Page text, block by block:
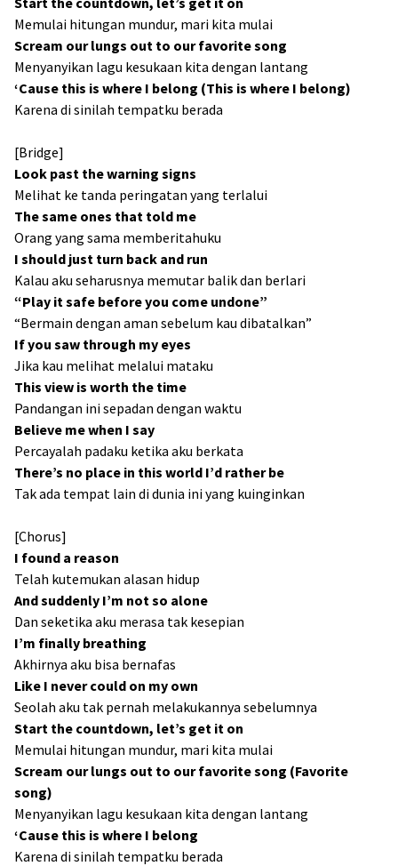
Memulai hitungan mundur, mari kita mulai
Scream our lungs out to our favorite song
Menyanyikan lagu kesukaan kita dengan lantang
‘Cause this is where I belong (This is where I belong)
Karena di sinilah tempatku berada
[Bridge]
Look past the warning signs
Melihat ke tanda peringatan yang terlalui
The same ones that told me
Orang yang sama memberitahuku
I should just turn back and run
Kalau aku seharusnya memutar balik dan berlari
“Play it safe before you come undone”
“Bermain dengan aman sebelum kau dibatalkan”
If you saw through my eyes
Jika kau melihat melalui mataku
This view is worth the time
Pandangan ini sepadan dengan waktu
Believe me when I say
Percayalah padaku ketika aku berkata
There’s no place in this world I’d rather be
Tak ada tempat lain di dunia ini yang kuinginkan
[Chorus]
I found a reason
Telah kutemukan alasan hidup
And suddenly I’m not so alone
Dan seketika aku merasa tak kesepian
I’m finally breathing
Akhirnya aku bisa bernafas
Like I never could on my own
Seolah aku tak pernah melakukannya sebelumnya
Start the countdown, let’s get it on
Memulai hitungan mundur, mari kita mulai
Scream our lungs out to our favorite song (Favorite
song)
Menyanyikan lagu kesukaan kita dengan lantang
‘Cause this is where I belong
Karena di sinilah tempatku berada